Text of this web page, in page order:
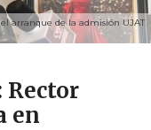
arranque de la admisión UJAT
Rector
en